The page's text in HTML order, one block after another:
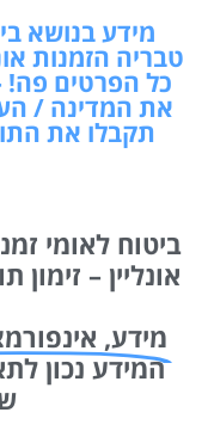
מידע בנושא
טבריה הזמנות
כל הפרטים
את המדינה /
תקבלו את
ביטוח לאומי
אונליין –
מידע,